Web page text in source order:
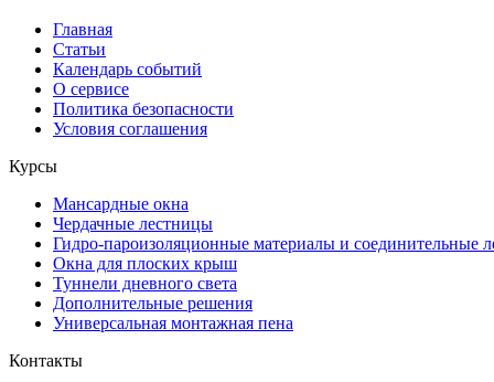
Главная
Статьи
Календарь событий
О сервисе
Политика безопасности
Условия соглашения
Курсы
Мансардные окна
Чердачные лестницы
Гидро-пароизоляционные материалы и соединительные
Окна для плоских крыш
Туннели дневного света
Дополнительные решения
Универсальная монтажная пена
Контакты